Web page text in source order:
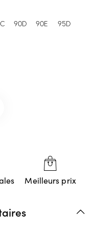
90D 90E
95D
Meilleurs prix